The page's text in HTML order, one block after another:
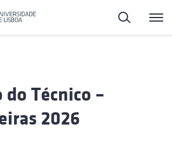
Pesquisa
Técnico –
2026